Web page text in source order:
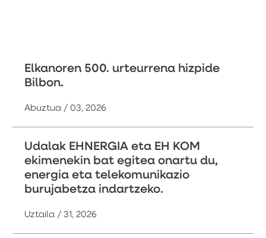
Elkanoren 500. urteurrena hizpide
Bilbon.
Abuztua / 03, 2026
Udalak EHNERGIA eta EH KOM
ekimenekin bat egitea onartu du,
energia eta telekomunikazio
burujabetza indartzeko.
Uztaila / 31, 2026